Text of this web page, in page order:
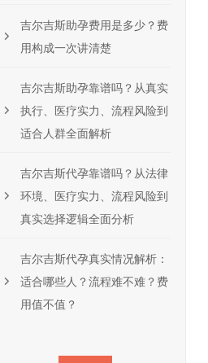
吉尔吉斯助孕费用是多少？费
用构成一次讲清楚
吉尔吉斯助孕靠谱吗？从真实
执行、医疗实力、流程风险到
适合人群全面解析
吉尔吉斯代孕靠谱吗？从法律
环境、医疗实力、流程风险到
真实选择逻辑全面分析
吉尔吉斯代孕真实情况解析：
适合哪些人？流程难不难？费
用值不值？